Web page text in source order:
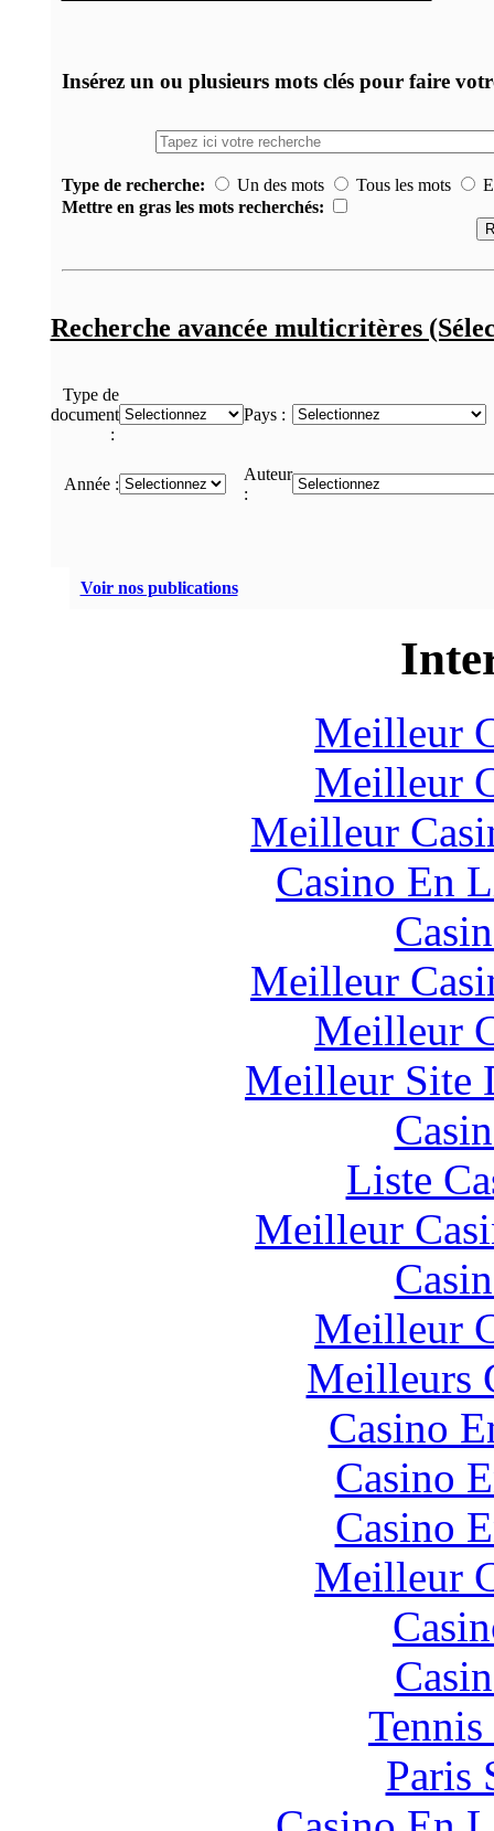
Insérez un ou plusieurs mots clés pour faire
Type de recherche: Un des mots Tous les mots
Mettre en gras les mots recherchés:
Recherche avancée multicritères
Type de
document
:
Pays :
Année :
Auteur
:
Voir nos publications
Meilleur
Meilleur
Meilleur
Casino En
Meilleur
Meilleur
Meilleur Site
Liste
Meilleur
Meilleur
Meilleurs
Casino
Casino
Casino
Meilleur
Paris